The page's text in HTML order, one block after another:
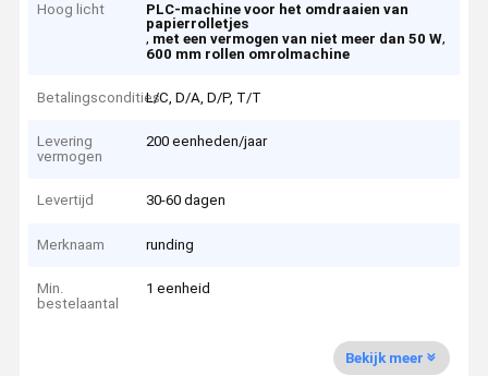
Hoog licht
PLC-machine voor het omdraaien van
papierrolletjes
, met een vermogen van niet meer dan 50 W,
600 mm rollen omrolmachine
BetalingsconditiesL/C, D/A, D/P, T/T
Levering
vermogen
200 eenheden/jaar
Levertijd 30-60 dagen
Merknaam runding
Min.
bestelaantal
1 eenheid
Bekijk meer